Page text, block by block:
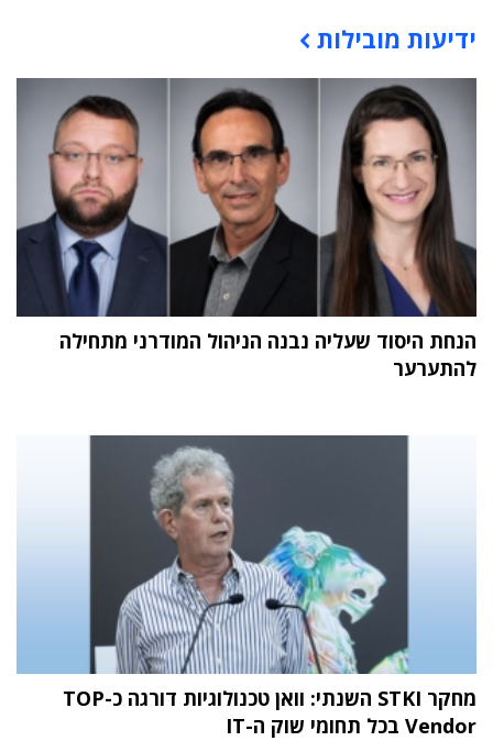
תוכן פרסומי
ידיעות מובילות
הנחת היסוד שעליה נבנה הניהול המודרני מתחילה
להתערער
מחקר STKI השנתי: וואן טכנולוגיות דורגה כ-TOP
Vendor בכל תחומי שוק ה-IT